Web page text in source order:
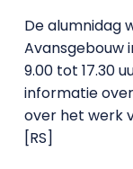
De alumnidag
Avansgebouw
9.00 tot 17.30
informatie
over het werk
[RS]